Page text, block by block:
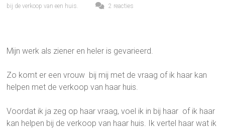
bij de verkoop van een huis.
2 reacties
Mijn werk als ziener en heler is gevarieerd.
Zo komt er een vrouw bij mij met de vraag of ik haar kan
helpen met de verkoop van haar huis.
Voordat ik ja zeg op haar vraag, voel ik in bij haar of ik haar
kan helpen bij de verkoop van haar huis. Ik vertel haar wat ik